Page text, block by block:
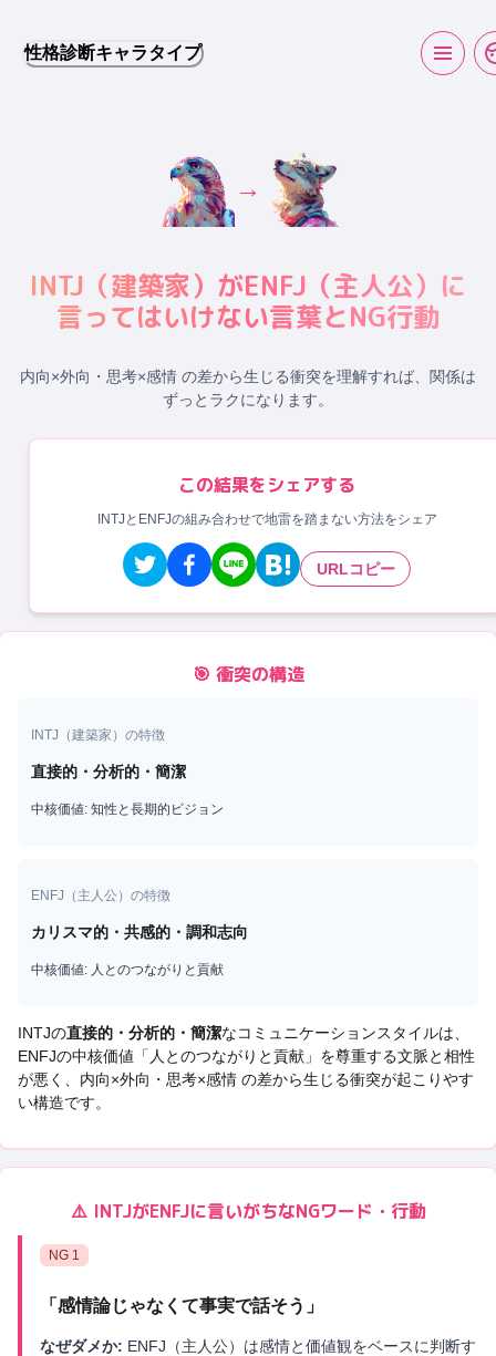
性格診断キャラタイプ
→
INTJ （建築家）がENFJ （主人公）に
言ってはいけない言葉とNG行動
内向×外向・思考×感情 の差から生じる衝突を理解すれば、関係は
ずっとラクになります。
この結果をシェアする
INTJとENFJの組み合わせで地雷を踏まない方法をシェア
URLコピー
🎯 衝突の構造
INTJ （建築家 ）の特徴
直接的・分析的・簡潔
中核価値: 知性と長期的ビジョン
ENFJ （ 主人公 ）の特徴
カリスマ的・共感的・調和志向
中核価値: 人とのつながりと貢献
INTJの直接的・分析的・簡潔なコミュニケーションスタイルは、
ENFJの中核価値「 人とのつながりと貢献 」を尊重する文脈と相性
が悪く、 内向×外向・思考×感情 の差から生じる衝突が起こりやす
い構造です。
⚠️ INTJがENFJに言いがちなNGワード・行動
NG 1
「 感情論じゃなくて事実で話そう 」
なぜダメか: ENFJ（主人公）は感情と価値観をベースに判断す